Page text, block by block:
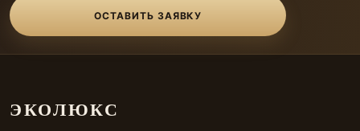
ОСТАВИТЬ ЗАЯВКУ
ЭКОЛЮКС